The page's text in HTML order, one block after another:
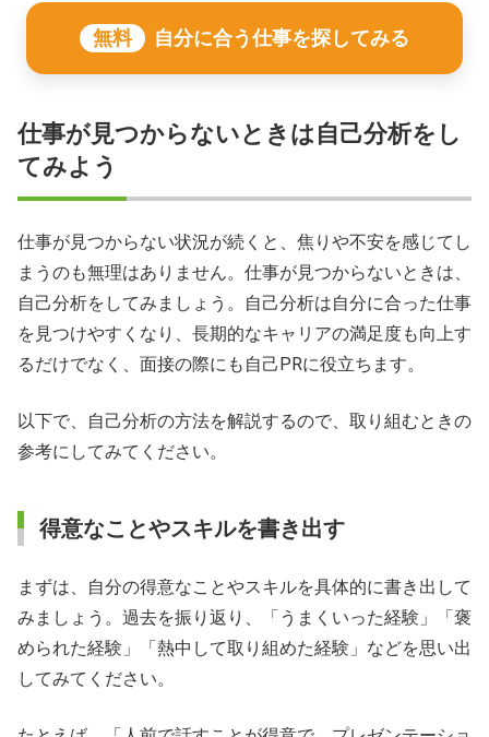
無料 自分に合う仕事を探してみる
仕事が見つからないときは自己分析をし
てみよう
仕事が見つからない状況が続くと、焦りや不安を感じてし
まうのも無理はありません。仕事が見つからないときは、
自己分析をしてみましょう。自己分析は自分に合った仕事
を見つけやすくなり、長期的なキャリアの満足度も向上す
るだけでなく、面接の際にも自己PRに役立ちます。
以下で、自己分析の方法を解説するので、取り組むときの
参考にしてみてください。
得意なことやスキルを書き出す
まずは、自分の得意なことやスキルを具体的に書き出して
みましょう。過去を振り返り、「うまくいった経験」「褒
められた経験」「熱中して取り組めた経験」などを思い出
してみてください。